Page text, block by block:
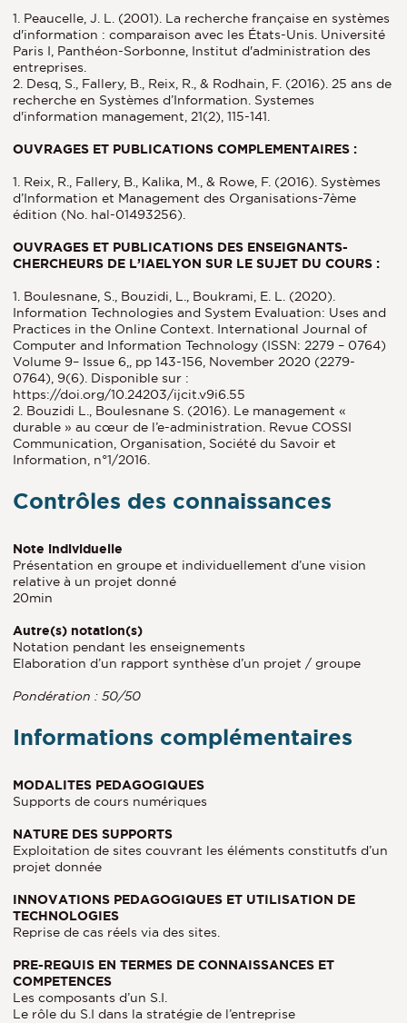
1. Peaucelle, J. L. (2001). La recherche française en systèmes
d'information : comparaison avec les États-Unis. Université
Paris I, Panthéon-Sorbonne, Institut d'administration des
entreprises.
2. Desq, S., Fallery, B., Reix, R., & Rodhain, F. (2016). 25 ans de
recherche en Systèmes d’Information. Systemes
d'information management, 21(2), 115-141.
OUVRAGES ET PUBLICATIONS COMPLEMENTAIRES :
1. Reix, R., Fallery, B., Kalika, M., & Rowe, F. (2016). Systèmes
d’Information et Management des Organisations-7ème
édition (No. hal-01493256).
OUVRAGES ET PUBLICATIONS DES ENSEIGNANTS-
CHERCHEURS DE L’IAELYON SUR LE SUJET DU COURS :
1. Boulesnane, S., Bouzidi, L., Boukrami, E. L. (2020).
Information Technologies and System Evaluation: Uses and
Practices in the Online Context. International Journal of
Computer and Information Technology (ISSN: 2279 – 0764)
Volume 9– Issue 6,, pp 143-156, November 2020 (2279-
0764), 9(6). Disponible sur :
https://doi.org/10.24203/ijcit.v9i6.55
2. Bouzidi L., Boulesnane S. (2016). Le management «
durable » au cœur de l’e-administration. Revue COSSI
Communication, Organisation, Société du Savoir et
Information, n°1/2016.
Contrôles des connaissances
Note individuelle
Présentation en groupe et individuellement d’une vision
relative à un projet donné
20min
Autre(s) notation(s)
Notation pendant les enseignements
Elaboration d’un rapport synthèse d’un projet / groupe
Pondération : 50/50
Informations complémentaires
MODALITES PEDAGOGIQUES
Supports de cours numériques
NATURE DES SUPPORTS
Exploitation de sites couvrant les éléments constitutfs d’un
projet donnée
INNOVATIONS PEDAGOGIQUES ET UTILISATION DE
TECHNOLOGIES
Reprise de cas réels via des sites.
PRE-REQUIS EN TERMES DE CONNAISSANCES ET
COMPETENCES
Les composants d’un S.I.
Le rôle du S.I dans la stratégie de l’entreprise